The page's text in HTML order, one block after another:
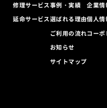
修理サービス
延命サービス
事例・実績
選ばれる理由
ご利用の流れ
お知らせ
サイトマップ
企業情
個人情
コーポ